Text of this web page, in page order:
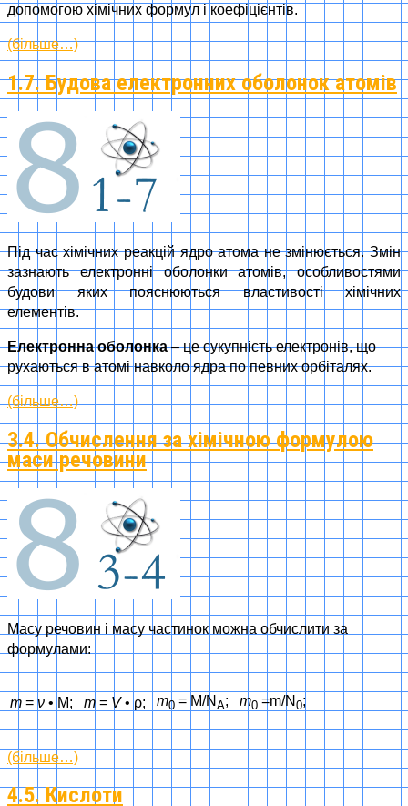
допомогою хімічних формул і коефіцієнтів.
(більше…)
1.7. Будова електронних оболонок атомів
Під час хімічних реакцій ядро атома не змінюється. Змін
зазнають електронні оболонки атомів, особливостями
будови яких пояснюються властивості хімічних
елементів.
Електронна оболонка– це сукупність електронів, що
рухаються в атомі навколо ядра по певних орбіталях.
(більше…)
3.4. Обчислення за хімічною формулою
маси речовини
Масу речовин і масу частинок можна обчислити за
формулами:
m = ν • M; m = V• ρ; m0 = M/N A; m0 =m/N 0;
(більше…)
4.5. Кислоти